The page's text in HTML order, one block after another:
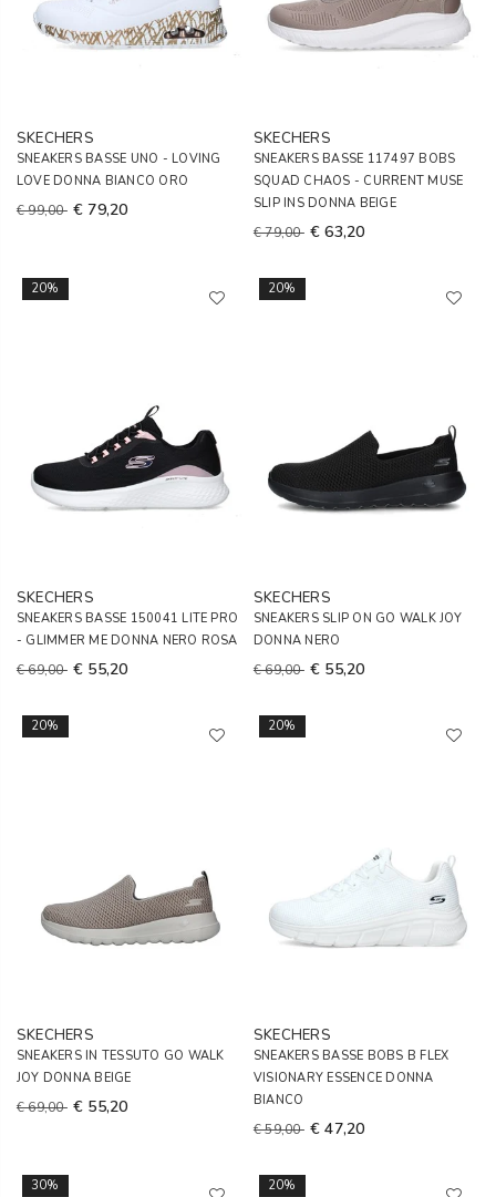
SKECHERS
SNEAKERS BASSE UNO - LOVING
LOVE DONNA BIANCO ORO
€ 99,00 € 79,20
SKECHERS
SNEAKERS BASSE 117497 BOBS
SQUAD CHAOS - CURRENT MUSE
SLIP INS DONNA BEIGE
€ 79,00 € 63,20
20%
SKECHERS
SNEAKERS BASSE 150041 LITE PRO
- GLIMMER ME DONNA NERO ROSA
€ 69,00 € 55,20
20%
SKECHERS
SNEAKERS SLIP ON GO WALK JOY
DONNA NERO
€ 69,00 € 55,20
20%
SKECHERS
SNEAKERS IN TESSUTO GO WALK
JOY DONNA BEIGE
€ 69,00 € 55,20
20%
SKECHERS
SNEAKERS BASSE BOBS B FLEX
VISIONARY ESSENCE DONNA
BIANCO
€ 59,00 € 47,20
30% 20%